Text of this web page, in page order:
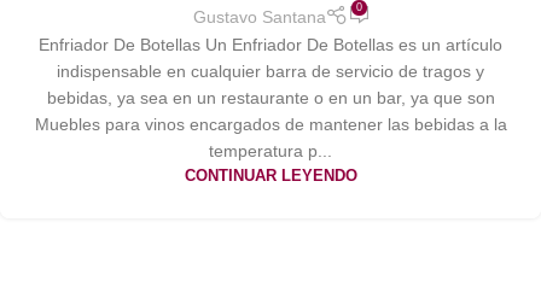
Gustavo Santana 0
Enfriador De Botellas Un Enfriador De Botellas es un artículo
indispensable en cualquier barra de servicio de tragos y
bebidas, ya sea en un restaurante o en un bar, ya que son
Muebles para vinos encargados de mantener las bebidas a la
temperatura p...
CONTINUAR LEYENDO